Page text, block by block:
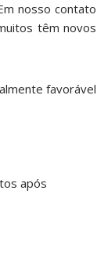
nosso contato
têm novos
favorável
após